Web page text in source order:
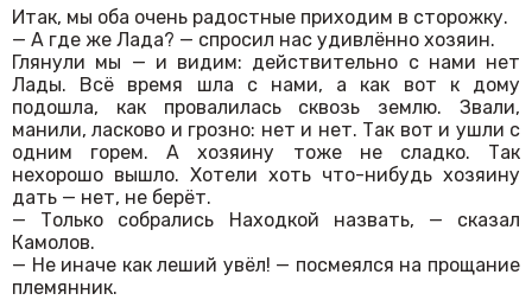
Итак, мы оба очень радостные приходим в сторожку.
— А где же Лада? — спросил нас удивлённо хозяин.
Глянули мы — и видим: действительно с нами нет
Лады. Всё время шла с нами, а как вот к дому
подошла, как провалилась сквозь землю. Звали,
манили, ласково и грозно: нет и нет. Так вот и ушли с
одним горем. А хозяину тоже не сладко. Так
нехорошо вышло. Хотели хоть что-нибудь хозяину
дать — нет, не берёт.
— Только собрались Находкой назвать, — сказал
Камолов.
— Не иначе как леший увёл! — посмеялся на прощание
племянник.